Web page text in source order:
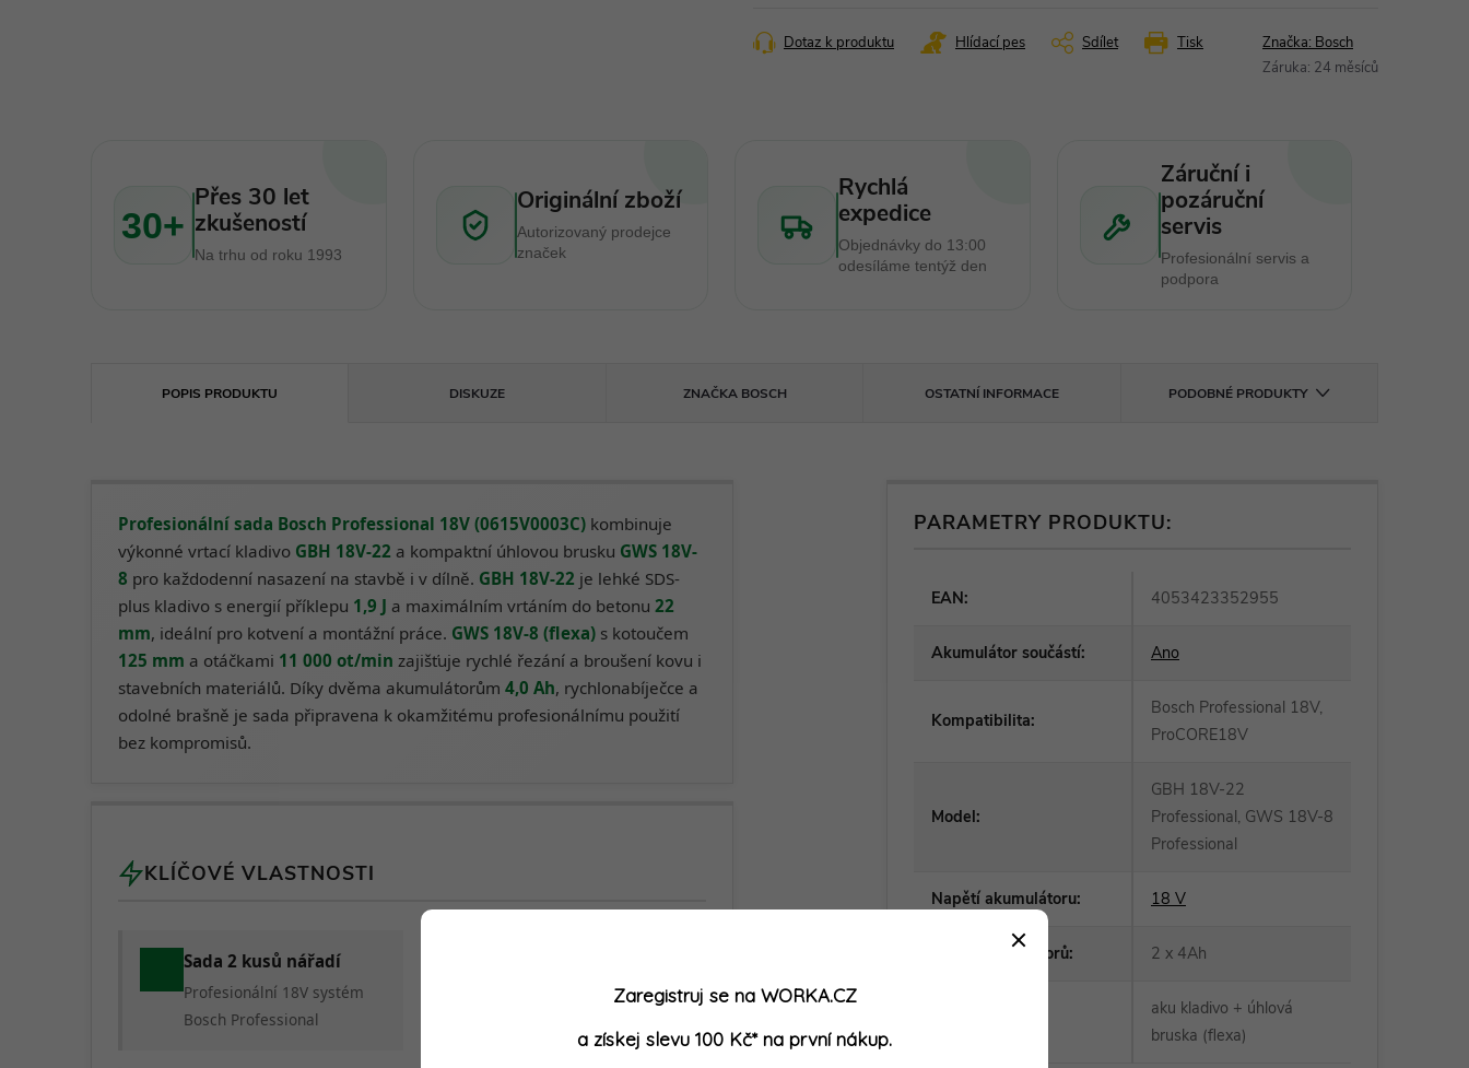
Tisk
Dotaz k produktu Hlídací pes Sdílet Značka: Bosch
Záruka: 24 měsíců
30+
Přes 30 let
zkušeností
Na trhu od roku 1993
Originální zboží
Autorizovaný prodejce
značek
Rychlá
expedice
Objednávky do 13:00
odesíláme tentýž den
Záruční i
pozáruční
servis
Profesionální servis a
podpora
POPIS PRODUKTU DISKUZE ZNAČKABOSCH OSTATNÍ INFORMACE PODOBNÉ PRODUKTY
Profesionální sada Bosch Professional 18V (0615V0003C) kombinuje
výkonné vrtací kladivo GBH 18V-22 a kompaktní úhlovou brusku GWS 18V-
8 pro každodenní nasazení na stavbě i v dílně. GBH 18V-22 je lehké SDS-
plus kladivo s energií příklepu 1,9 J a maximálním vrtáním do betonu 22
mm, ideální pro kotvení a montážní práce. GWS 18V-8 (flexa) s kotoučem
125 mm a otáčkami 11 000 ot/min zajišťuje rychlé řezání a broušení kovu i
stavebních materiálů. Díky dvěma akumulátorům 4,0 Ah, rychlonabíječce a
odolné brašně je sada připravena k okamžitému profesionálnímu použití
bez kompromisů.
KLÍČOVÉ VLASTNOSTI
Sada 2 kusů nářadí
Profesionální 18V systém
Bosch Professional
Vrtací kladivo pro betony a
PARAMETRY PRODUKTU:
EAN: 4053423352955
Akumulátor součástí: Ano
Kompatibilita:
Bosch Professional 18V,
ProCORE18V
Model:
GBH 18V-22
Professional, GWS 18V-8
Professional
Napětí akumulátoru: 18 V
Počet akumulátorů: 2 x 4Ah
aku kladivo + úhlová
bruska (flexa)
Zaregistruj se na WORKA.CZ
a získej slevu 100 Kč* na první nákup.